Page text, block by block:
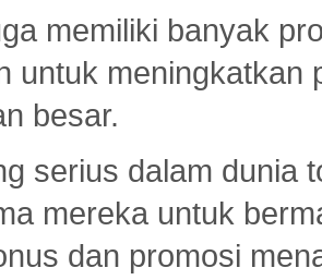
memiliki banyak
untuk meningkatkan
besar.
serius dalam dunia
mereka untuk
dan promosi